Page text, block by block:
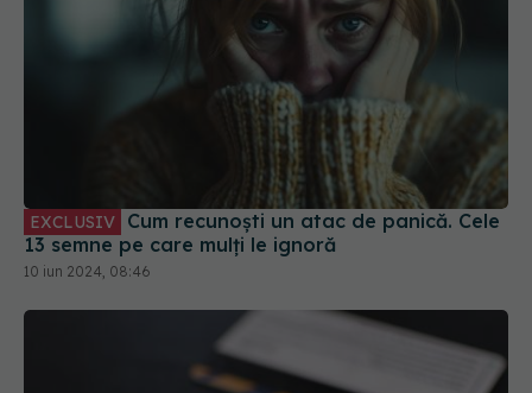
13 semne pe care mulți le ignoră
10 iun 2024, 08:46